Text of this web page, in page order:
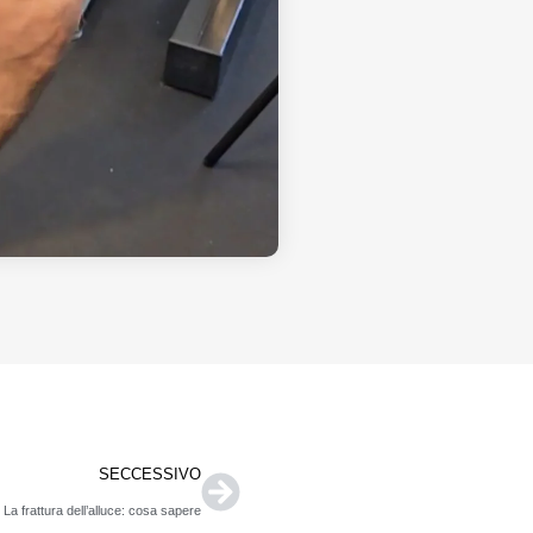
SECCESSIVO
La frattura dell’alluce: cosa sapere